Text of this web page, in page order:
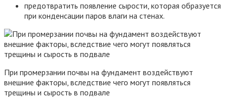
предотвратить появление сырости, которая образуется
при конденсации паров влаги на стенах.
При промерзании почвы на фундамент воздействуют
внешние факторы, вследствие чего могут появляться
трещины и сырость в подвале